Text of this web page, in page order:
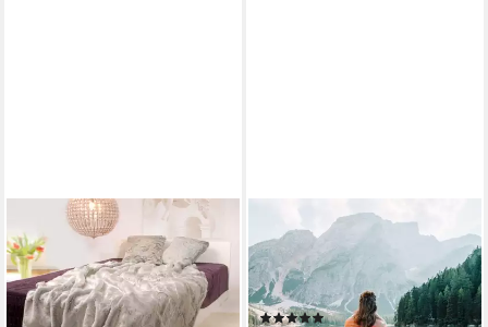
WOHNEN UND ACCESSOIRES
GMBH & CO. KG
Wohndecke Felldecke
(Kunstfell) "Silberfuchs",
Felloptik
STEPPENWOLLE
Plaid CANYON, Nachhaltige
Wolldecke 130x200cm, Made
in EU aus 100% Schurwolle
(4)